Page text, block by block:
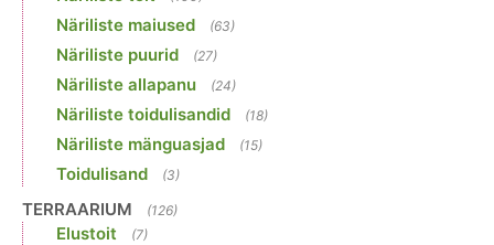
Näriliste maiused (63)
Näriliste puurid (27)
Näriliste allapanu (24)
Näriliste toidulisandid (18)
Näriliste mänguasjad (15)
Toidulisand (3)
TERRAARIUM (126)
Elustoit (7)